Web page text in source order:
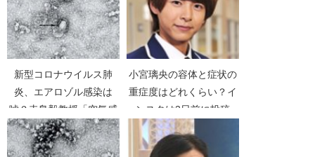
新型コロナウイルス肺
炎、エアロゾル感染は
嘘？寺島毅教授「空気感
染ではない」【スッキ
リ！】
小宮璃央の容体と症状の
重症度はどれくらい？イ
ンスタは2日前に投稿
【魔進戦隊キラメイジャ
ー】【新型コロナウイル